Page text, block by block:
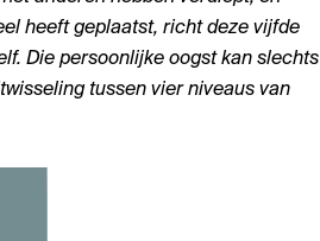
heeft geplaatst, richt deze vijfde
Die persoonlijke oogst kan slechts
tussen vier niveaus van